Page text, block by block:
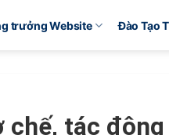
trưởng Website Đào Tạo
chế, tác